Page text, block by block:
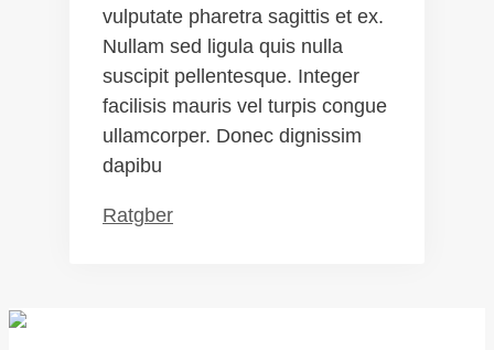
vulputate pharetra sagittis et ex.
Nullam sed ligula quis nulla
suscipit pellentesque. Integer
facilisis mauris vel turpis congue
ullamcorper. Donec dignissim
dapibu
Kategorien
Ratgber